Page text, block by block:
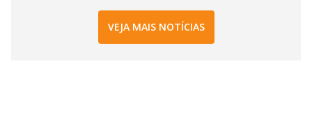
VEJA MAIS NOTÍCIAS